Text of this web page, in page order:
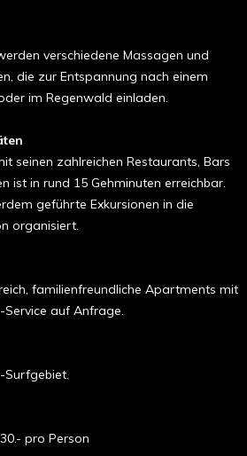
verschiedene Massagen und
die zur Entspannung nach einem
im Regenwald einladen.
seinen zahlreichen Restaurants, Bars
ist in rund 15 Gehminuten erreichbar.
geführte Exkursionen in die
organisiert.
familienfreundliche Apartments mit
auf Anfrage.
Surfgebiet.
pro Person